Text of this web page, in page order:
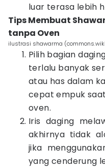
luar terasa lebih
Tips Membuat
tanpa Oven
ilustrasi shawarma
Pilih bagian
terlalu banyak
atau has dalam
cepat empuk
oven.
Iris daging
akhirnya tidak
jika
yang cenderung